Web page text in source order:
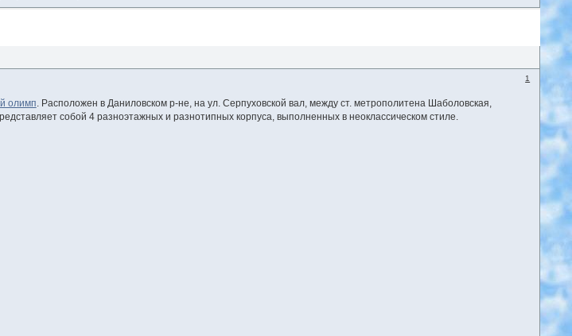
1
олимп . Расположен в Даниловском р-не, на ул. Серпуховской вал, между ст. метрополитена Шаболовская,
собой 4 разноэтажных и разнотипных корпуса, выполненных в неоклассическом стиле.